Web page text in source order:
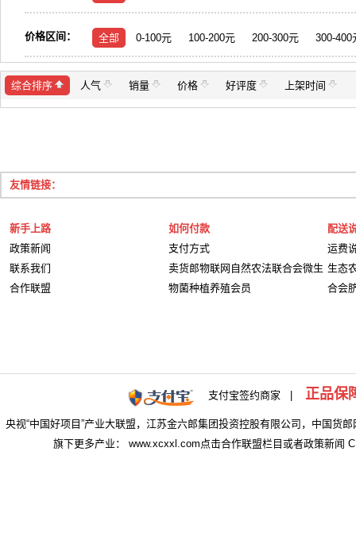
价格区间： 全部 0-100元 100-200元 200-300元 300-400
综合排序 人气 销量 价格 好评度 上架时间
友情链接：
新手上路
政策新闻
联系我们
合作联盟
如何付款
支付方式
卖货郎物联网自然农法联合会微生
物菌种植养殖会员
配送
运费
生态
合会
支付宝签约商家 | 正品保
央视“中国好项目”产业大联盟，江苏金六郎集团投资控股有限公司，中国货
旗下更多产业： www.xcxxl.com点击合作联盟栏目或者政策新闻